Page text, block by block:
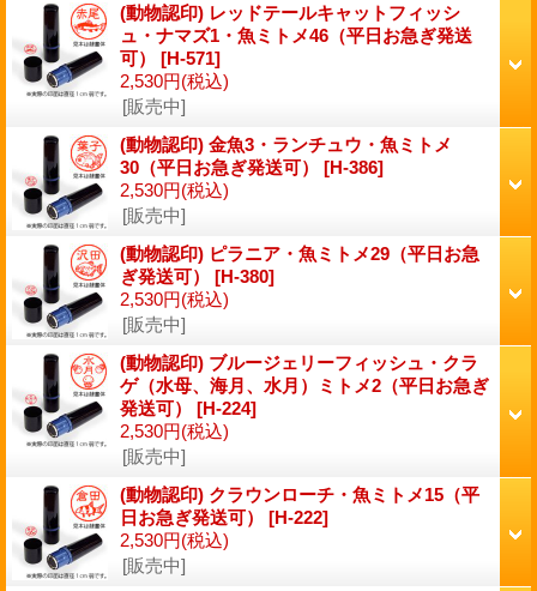
(動物認印) レッドテールキャットフィッシ
ュ・ナマズ1・魚ミトメ46（平日お急ぎ発送
可） [H-571]
2,530円(税込)
[販売中]
(動物認印) 金魚3・ランチュウ・魚ミトメ
30（平日お急ぎ発送可） [H-386]
2,530円(税込)
[販売中]
(動物認印) ピラニア・魚ミトメ29（平日お急
ぎ発送可） [H-380]
2,530円(税込)
[販売中]
(動物認印) ブルージェリーフィッシュ・クラ
ゲ（水母、海月、水月）ミトメ2（平日お急ぎ
発送可） [H-224]
2,530円(税込)
[販売中]
(動物認印) クラウンローチ・魚ミトメ15（平
日お急ぎ発送可） [H-222]
2,530円(税込)
[販売中]